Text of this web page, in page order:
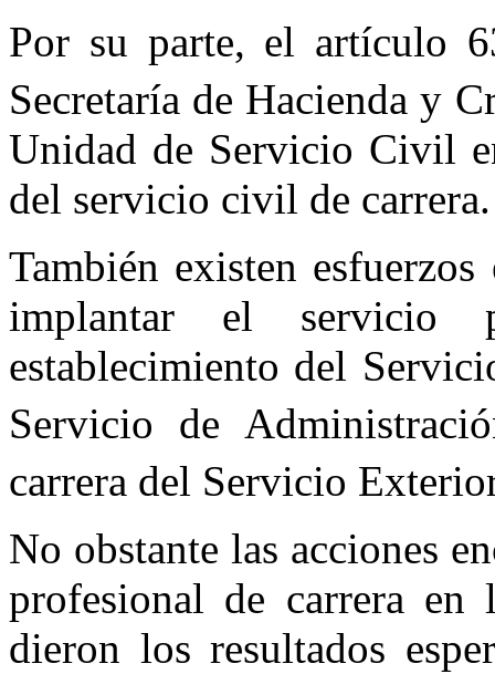
Por su parte, el artículo
Secretaría de Hacienda y
Unidad de Servicio Civil
del servicio civil de carrera.
También existen esfuerzos
implantar el servicio
establecimiento del
Servicio de
carrera del Servicio
No obstante las acciones
profesional de carrera
dieron los resultados